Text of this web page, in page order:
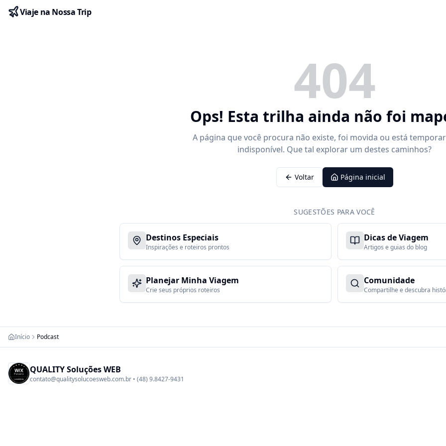
Viaje na Nossa Trip
404
Ops! Esta trilha ainda não foi
A página que você procura não existe, foi movida ou está
indisponível. Que tal explorar um destes caminhos?
Voltar Página inicial
SUGESTÕES PARA VOCÊ
Destinos Especiais
Inspirações e roteiros prontos
Dicas de Viagem
Artigos e guias do blog
Planejar Minha Viagem
Crie seus próprios roteiros
Comunidade
Compartilhe e descubra
Início Podcast
QUALITY Soluções WEB
contato@qualitysolucoesweb.com.br • (48) 9.8427-9431